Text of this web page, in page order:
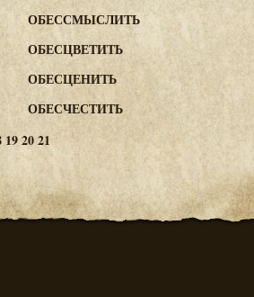
ОБЕССМЫСЛИТЬ
ОБЕСЦВЕТИТЬ
ОБЕСЦЕНИТЬ
ОБЕСЧЕСТИТЬ
192021